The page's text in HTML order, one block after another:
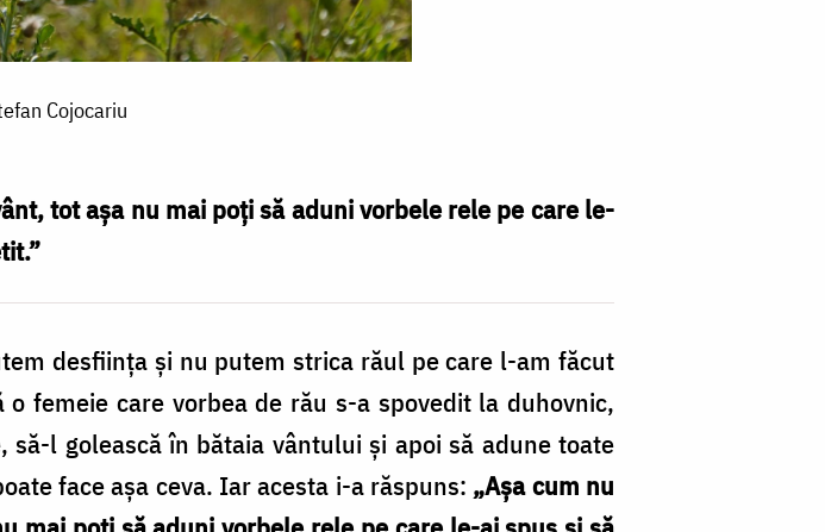
Cojocariu
tot așa nu mai poți să aduni vorbele rele pe care le-
desființa și nu putem strica răul pe care l-am făcut
femeie care vorbea de rău s-a spovedit la duhovnic,
l golească în bătaia vântului și apoi să adune toate
face așa ceva. Iar acesta i-a răspuns: „Așa cum nu